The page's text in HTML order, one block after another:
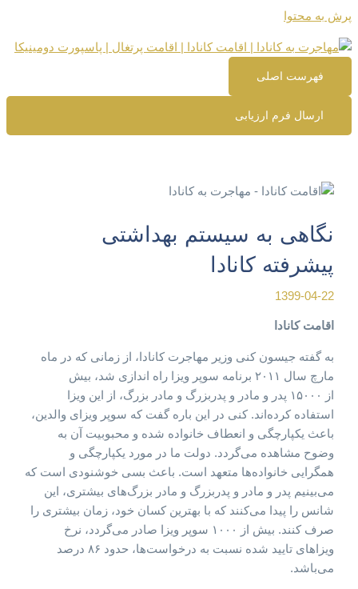
پرش به محتوا
فهرست اصلی
ارسال فرم ارزیابی
نگاهی به سیستم بهداشتی
پیشرفته کانادا
1399-04-22
اقامت کانادا
به گفته جیسون کنی وزیر مهاجرت کانادا، از زمانی که در ماه
مارچ سال ۲۰۱۱ برنامه سوپر ویزا راه اندازی شد، بیش
از ۱۵۰۰۰ پدر و مادر و پدربزرگ و مادر بزرگ، از این ویزا
استفاده کرده‌اند. کنی در این باره گفت که سوپر ویزای والدین،
باعث یکپارچگی و انعطاف خانواده شده و محبوبیت آن به
وضوح مشاهده می‌گردد. دولت ما در مورد یکپارچگی و
همگرایی خانواده‌ها متعهد است. باعث بسی خوشنودی است که
می‌بینیم پدر و مادر و پدربزرگ و مادر بزرگ‌های بیشتری، این
شانس را پیدا می‌کنند که با بهترین کسان خود، زمان بیشتری را
صرف کنند. بیش از ۱۰۰۰ سوپر ویزا صادر می‌گردد، نرخ
ویزاهای تایید شده نسبت به درخواست‌ها، حدود ۸۶ درصد
می‌باشد.